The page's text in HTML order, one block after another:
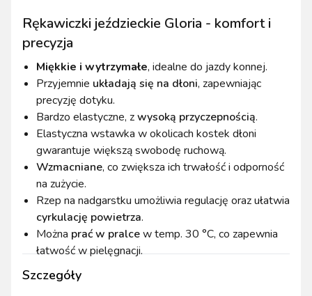
Szczegóły
Rękawiczki jeździeckie Gloria - komfort i
precyzja
Miękkie i wytrzymałe, idealne do jazdy konnej.
Przyjemnie układają się na dłoni, zapewniając
precyzję dotyku.
Bardzo elastyczne, zwysoką przyczepnością.
Elastyczna wstawka w okolicach kostek dłoni
gwarantuje większą swobodę ruchową.
Wzmacniane, co zwiększa ich trwałość i odporność
na zużycie.
Rzep na nadgarstku umożliwia regulację oraz ułatwia
cyrkulację powietrza.
Można prać w pralcew temp. 30 °C, co zapewnia
łatwość w pielęgnacji.